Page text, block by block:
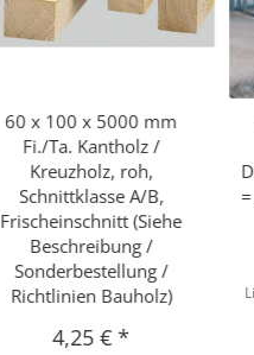
60 x 100 x 5000 mm
Fi./Ta. Kantholz /
Kreuzholz, roh,
Schnittklasse A/B,
Frischeinschnitt (Siehe
Beschreibung /
Sonderbestellung /
Richtlinien Bauholz)
4,25 € *